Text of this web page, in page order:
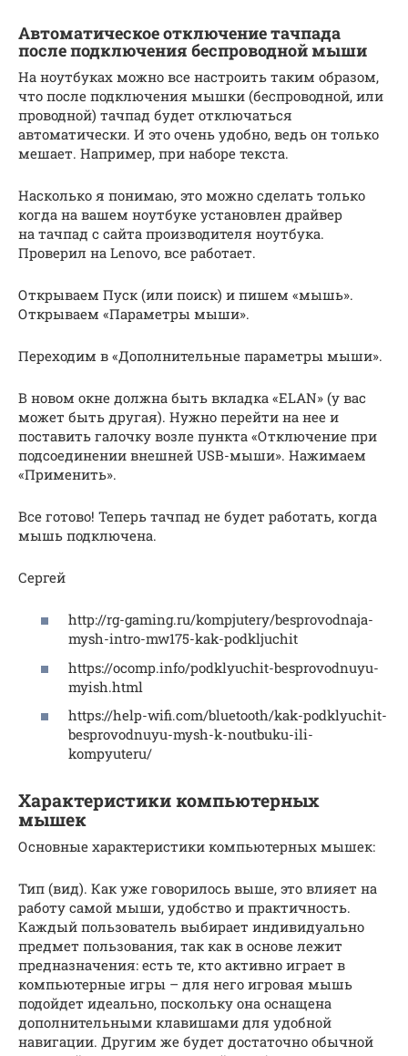
Автоматическое отключение тачпада
после подключения беспроводной мыши
На ноутбуках можно все настроить таким образом,
что после подключения мышки (беспроводной, или
проводной) тачпад будет отключаться
автоматически. И это очень удобно, ведь он только
мешает. Например, при наборе текста.
Насколько я понимаю, это можно сделать только
когда на вашем ноутбуке установлен драйвер
на тачпад с сайта производителя ноутбука.
Проверил на Lenovo, все работает.
Открываем Пуск (или поиск) и пишем «мышь».
Открываем «Параметры мыши».
Переходим в «Дополнительные параметры мыши».
В новом окне должна быть вкладка «ELAN» (у вас
может быть другая). Нужно перейти на нее и
поставить галочку возле пункта «Отключение при
подсоединении внешней USB-мыши». Нажимаем
«Применить».
Все готово! Теперь тачпад не будет работать, когда
мышь подключена.
Сергей
http://rg-gaming.ru/kompjutery/besprovodnaja-
mysh-intro-mw175-kak-podkljuchit
https://ocomp.info/podklyuchit-besprovodnuyu-
myish.html
https://help-wifi.com/bluetooth/kak-podklyuchit-
besprovodnuyu-mysh-k-noutbuku-ili-
kompyuteru/
Характеристики компьютерных
мышек
Основные характеристики компьютерных мышек:
Тип (вид). Как уже говорилось выше, это влияет на
работу самой мыши, удобство и практичность.
Каждый пользователь выбирает индивидуально
предмет пользования, так как в основе лежит
предназначения: есть те, кто активно играет в
компьютерные игры – для него игровая мышь
подойдет идеально, поскольку она оснащена
дополнительными клавишами для удобной
навигации. Другим же будет достаточно обычной